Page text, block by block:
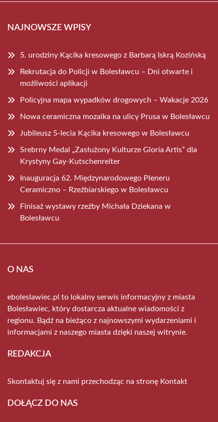
NAJNOWSZE WPISY
5. urodziny Kącika kresowego z Barbarą Iskrą Kozińską
Rekrutacja do Policji w Bolesławcu – Dni otwarte i
możliwości aplikacji
Policyjna mapa wypadków drogowych – Wakacje 2026
Nowa ceramiczna mozaika na ulicy Prusa w Bolesławcu
Jubileusz 5-lecia Kącika kresowego w Bolesławcu
Srebrny Medal „Zasłużony Kulturze Gloria Artis” dla
Krystyny Gay-Kutschenreiter
Inauguracja 62. Międzynarodowego Pleneru
Ceramiczno – Rzeźbiarskiego w Bolesławcu
Finisaż wystawy rzeźby Michała Dziekana w
Bolesławcu
O NAS
eboleslawiec.pl to lokalny serwis informacyjny z miasta
Bolesławiec, który dostarcza aktualne wiadomości z
regionu. Bądź na bieżąco z najnowszymi wydarzeniami i
informacjami z naszego miasta dzięki naszej witrynie.
REDAKCJA
Skontaktuj się z nami przechodząc na stronę Kontakt
DOŁĄCZ DO NAS